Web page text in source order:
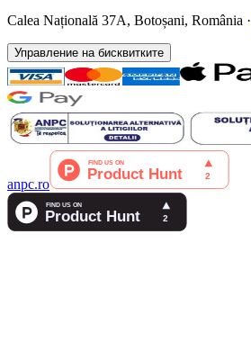
Calea Națională 37A, Botoșani, România ·
Управление на бисквитките
anpc.ro